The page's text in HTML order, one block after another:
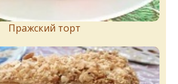
Пражский торт